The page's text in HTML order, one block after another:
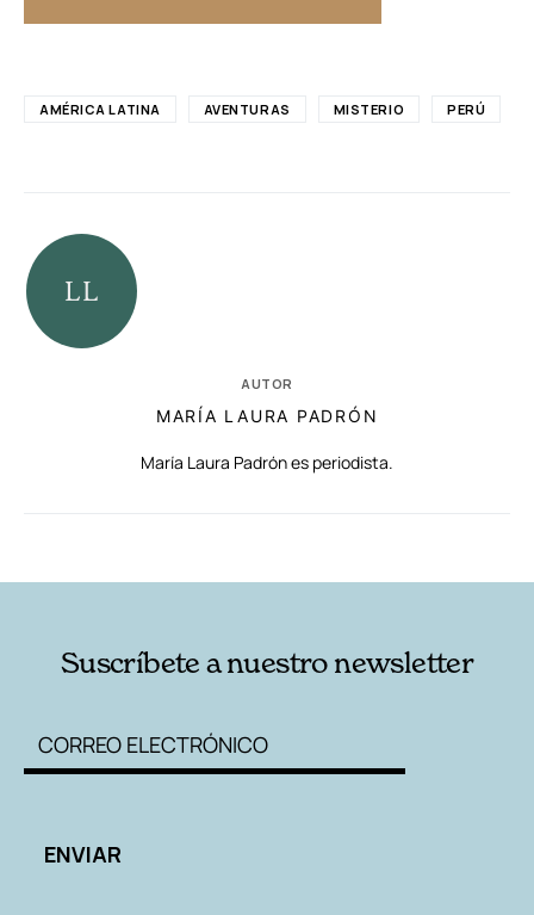
AMÉRICA LATINA AVENTURAS MISTERIO PERÚ
AUTOR
MARÍA LAURA PADRÓN
María Laura Padrón es periodista.
Suscríbete a nuestro newsletter